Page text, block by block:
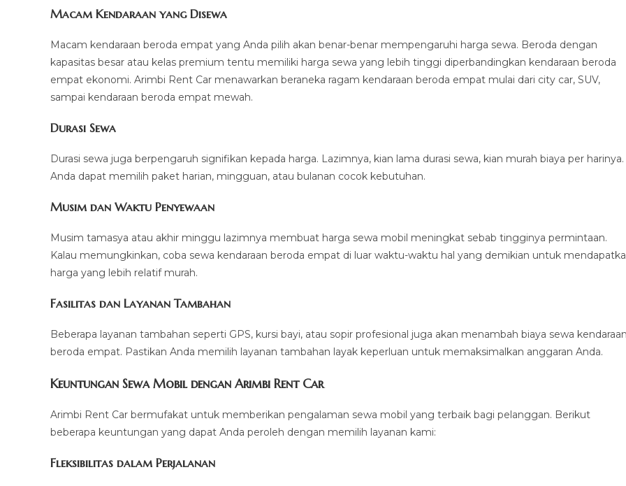
Macam Kendaraan yang Disewa
Macam kendaraan beroda empat yang Anda pilih akan benar-benar mempengaruhi harga sewa. Beroda dengan
kapasitas besar atau kelas premium tentu memiliki harga sewa yang lebih tinggi diperbandingkan kendaraan beroda
empat ekonomi. Arimbi Rent Car menawarkan beraneka ragam kendaraan beroda empat mulai dari city car, SUV,
sampai kendaraan beroda empat mewah.
Durasi Sewa
Durasi sewa juga berpengaruh signifikan kepada harga. Lazimnya, kian lama durasi sewa, kian murah biaya per harinya.
Anda dapat memilih paket harian, mingguan, atau bulanan cocok kebutuhan.
Musim dan Waktu Penyewaan
Musim tamasya atau akhir minggu lazimnya membuat harga sewa mobil meningkat sebab tingginya permintaan.
Kalau memungkinkan, coba sewa kendaraan beroda empat di luar waktu-waktu hal yang demikian untuk
harga yang lebih relatif murah.
Fasilitas dan Layanan Tambahan
Beberapa layanan tambahan seperti GPS, kursi bayi, atau sopir profesional juga akan menambah biaya sewa kendaraan
beroda empat. Pastikan Anda memilih layanan tambahan layak keperluan untuk memaksimalkan anggaran Anda.
Keuntungan Sewa Mobil dengan Arimbi Rent Car
Arimbi Rent Car bermufakat untuk memberikan pengalaman sewa mobil yang terbaik bagi pelanggan. Berikut
beberapa keuntungan yang dapat Anda peroleh dengan memilih layanan kami:
Fleksibilitas dalam Perjalanan